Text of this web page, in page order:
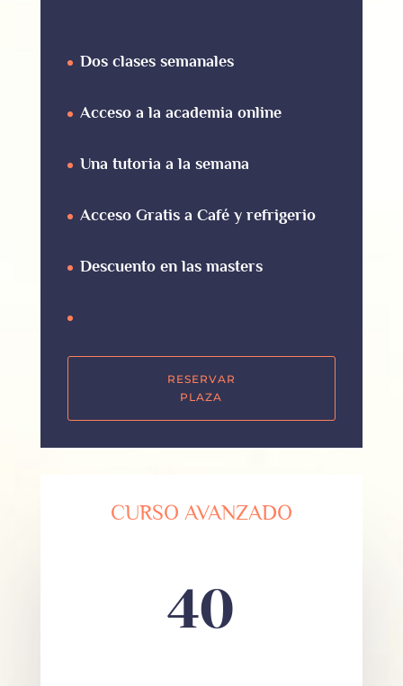
Dos clases semanales
Acceso a la academia online
Una tutoria a la semana
Acceso Gratis a Café y refrigerio
Descuento en las masters
RESERVAR
PLAZA
CURSO AVANZADO
40